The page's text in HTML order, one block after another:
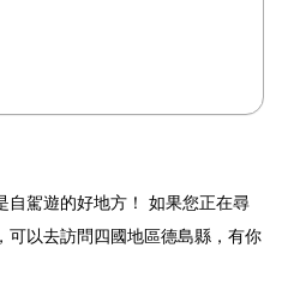
自駕遊的好地方！ 如果您正在尋
可以去訪問四國地區德島縣，有你